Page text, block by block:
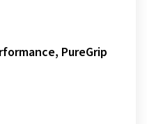
PureGrip